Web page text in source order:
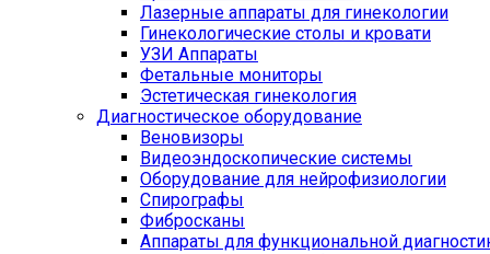
Лазерные аппараты для гинекологии
Гинекологические столы и кровати
УЗИ Аппараты
Фетальные мониторы
Эстетическая гинекология
Диагностическое оборудование
Веновизоры
Видеоэндоскопические системы
Оборудование для нейрофизиологии
Спирографы
Фибросканы
Аппараты для функциональной